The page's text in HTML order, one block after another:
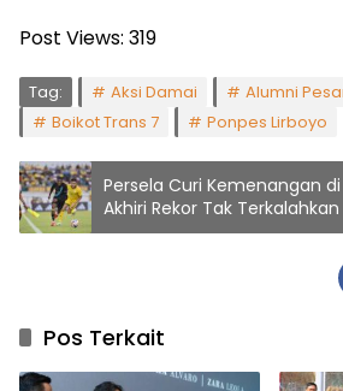
Post Views: 319
Tag: Aksi Damai
Alumni
Boikot Trans 7
Ponpes Lirboyo
Persela Curi Kemenangan
Akhiri Rekor Tak
Pos Terkait